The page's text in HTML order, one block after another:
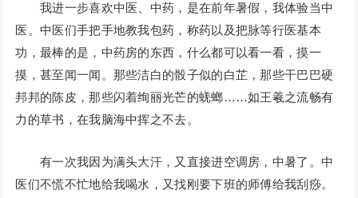
我进一步喜欢中医、中药，是在前年暑假，我体验当中
医。中医们手把手地教我包药，称药以及把脉等行医基本
功，最棒的是，中药房的东西，什么都可以看一看，摸一
摸，甚至闻一闻。那些洁白的骰子似的白芷，那些干巴巴硬
邦邦的陈皮，那些闪着绚丽光芒的蜣螂……如王羲之流畅有
力的草书，在我脑海中挥之不去。
有一次我因为满头大汗，又直接进空调房，中暑了。中
医们不慌不忙地给我喝水，又找刚要下班的师傅给我刮痧。